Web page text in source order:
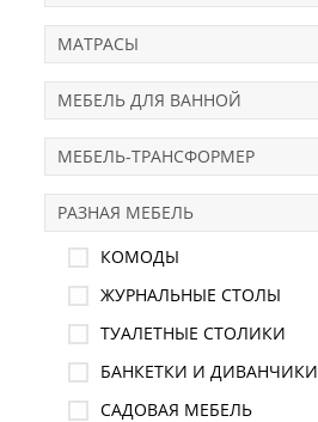
МАТРАСЫ
МЕБЕЛЬ ДЛЯ ВАННОЙ
МЕБЕЛЬ-ТРАНСФОРМЕР
РАЗНАЯ МЕБЕЛЬ
КОМОДЫ
ЖУРНАЛЬНЫЕ СТОЛЫ
ТУАЛЕТНЫЕ СТОЛИКИ
БАНКЕТКИ И ДИВАНЧИКИ
САДОВАЯ МЕБЕЛЬ